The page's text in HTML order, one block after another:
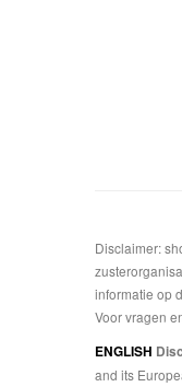
Disclaimer:
informatie op
Voor vragen
ENGLISH
and its